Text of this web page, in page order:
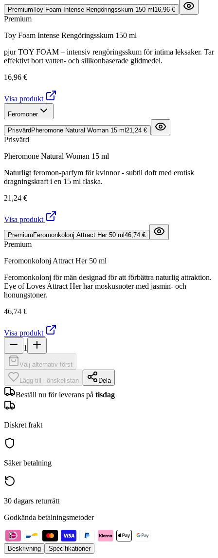
PremiumToy Foam Intense Rengöringsskum 150 ml 16,96 €
Premium
Toy Foam Intense Rengöringsskum 150 ml
pjur TOY FOAM – intensiv rengöringsskum för intima leksaker. Tar
effektivt bort vatten- och silikonbaserade glidmedel.
16,96 €
Visa produkt
Feromoner
Prisvärd Pheromone Natural Woman 15 ml 21,24 €
Prisvärd
Pheromone Natural Woman 15 ml
Naturligt feromon-parfym för kvinnor - subtil doft med erotisk
dragningskraft i en 15 ml flaska.
21,24 €
Visa produkt
Premium Feromonkolonj Attract Her 50 ml 46,74 €
Premium
Feromonkolonj Attract Her 50 ml
Feromonkolonj för män designad för att förbättra naturlig attraktion.
Eye of Loves Attract Her har moskusnoter med jasmin- och
honungstoner.
46,74 €
Visa produkt
1
Välj alternativ först
Lägg till i önskelistan Dela
Beställ nu för leverans på tisdag
Diskret frakt
Säker betalning
30 dagars returrätt
Godkända betalningsmetoder
Beskrivning Specifikationer